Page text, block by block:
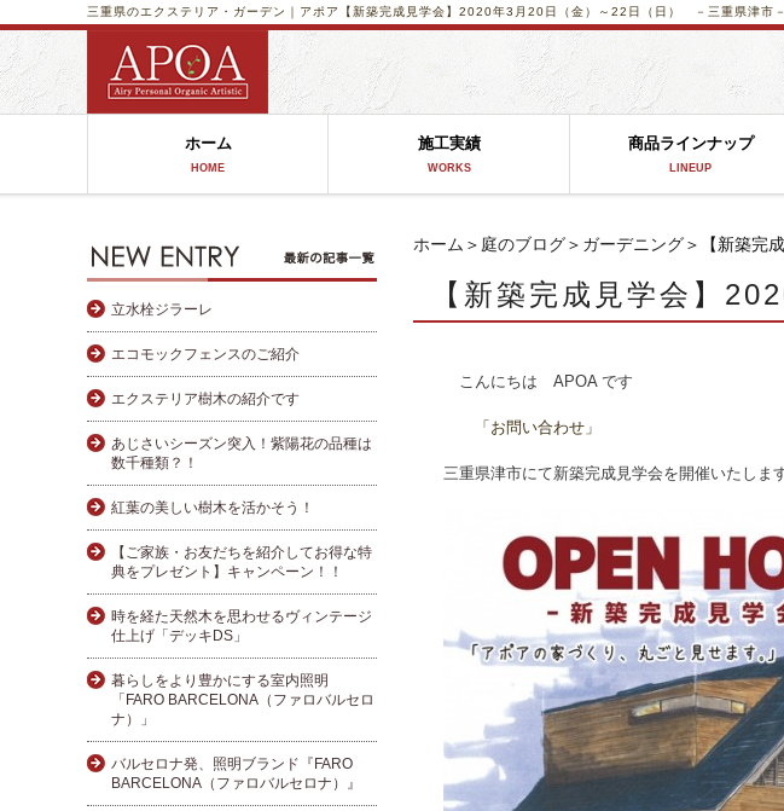
【新築完成見学会】2020年3月20日（金）～22日（日） －三重県津市－
三重県のエクステリア・ガーデン｜アポア
ホーム
HOME
施工実績
WORKS
商品ラインナップ
LINEUP
ホーム ＞ 庭のブログ＞ ガーデニング＞【新築完
【新築完成見学会】
こんにちは APOA です
「お問い合わせ」
三重県津市にて新築完成見学会を開催いたしま
立水栓ジラーレ
エコモックフェンスのご紹介
エクステリア樹木の紹介です
あじさいシーズン突入！紫陽花の品種は
数千種類？！
紅葉の美しい樹木を活かそう！
【ご家族・お友だちを紹介してお得な特
典をプレゼント】キャンペーン！！
時を経た天然木を思わせるヴィンテージ
仕上げ「デッキDS」
暮らしをより豊かにする室内照明
「FARO BARCELONA（ファロバルセロ
ナ）」
バルセロナ発、照明ブランド『FARO
BARCELONA（ファロバルセロナ）』